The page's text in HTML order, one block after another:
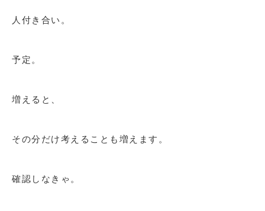
人付き合い。
予定。
増えると、
その分だけ考えることも増えます。
確認しなきゃ。